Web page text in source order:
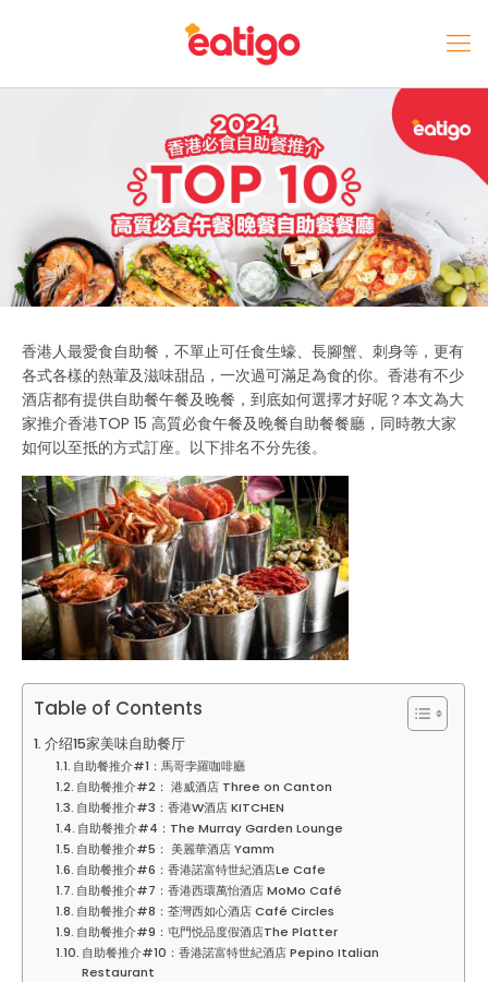
香港人最愛食自助餐，不單止可任食生蠔、長腳蟹、刺身等，更有
各式各樣的熱葷及滋味甜品，一次過可滿足為食的你。香港有不少
酒店都有提供自助餐午餐及晚餐，到底如何選擇才好呢？本文為大
家推介香港TOP 15 高質必食午餐及晚餐自助餐餐廳，同時教大家
如何以至抵的方式訂座。以下排名不分先後。
Table of Contents
介绍15家美味自助餐厅
自助餐推介#1：馬哥孛羅咖啡廳
自助餐推介#2： 港威酒店 Three on Canton
自助餐推介#3：香港W酒店 KITCHEN
自助餐推介#4：The Murray Garden Lounge
自助餐推介#5： 美麗華酒店 Yamm
自助餐推介#6：香港諾富特世紀酒店Le Cafe
自助餐推介#7：香港西環萬怡酒店 MoMo Café
自助餐推介#8：荃灣西如心酒店 Café Circles
自助餐推介#9：屯門悦品度假酒店The Platter
自助餐推介#10：香港諾富特世紀酒店 Pepino Italian
Restaurant